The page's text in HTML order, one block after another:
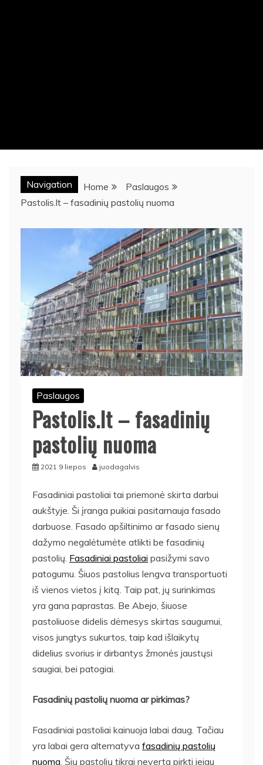
Navigation Home
Paslaugos
Pastolis.lt – fasadinių pastolių nuoma
Paslaugos
Pastolis.lt – fasadinių
pastolių nuoma
2021 9 liepos juodagalvis
Fasadiniai pastoliai tai priemonė skirta darbui
aukštyje. Ši įranga puikiai pasitarnauja fasado
darbuose. Fasado apšiltinimo ar fasado sienų
dažymo negalėtumėte atlikti be fasadinių
pastolių. Fasadiniai pastoliai pasižymi savo
patogumu. Šiuos pastolius lengva transportuoti
iš vienos vietos į kitą. Taip pat, jų surinkimas
yra gana paprastas. Be Abejo, šiuose
pastoliuose didelis dėmesys skirtas saugumui,
visos jungtys sukurtos, taip kad išlaikytų
didelius svorius ir dirbantys žmonės jaustųsi
saugiai, bei patogiai.
Fasadinių pastolių nuoma ar pirkimas?
Fasadiniai pastoliai kainuoja labai daug. Tačiau
yra labai gera alternatyva fasadinių pastolių
nuoma . Šių pastolių tikrai neverta pirkti jeigu